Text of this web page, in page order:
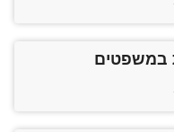
במשפטים